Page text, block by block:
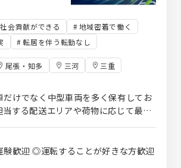
社会貢献ができる
地域密着で働く
転居を伴う転勤なし
尾張・知多 三河 三重
だけでなく中型車両を多く保有してお
当する配送エリアや荷物に応じて最適
ークリフトやカーゴテナーなど、お客
歓迎 ◎運転することが好きな方歓迎